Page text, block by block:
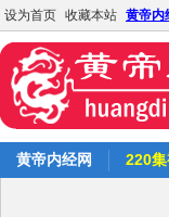
设为首页 收藏本站 黄帝内
黄帝内经网 220